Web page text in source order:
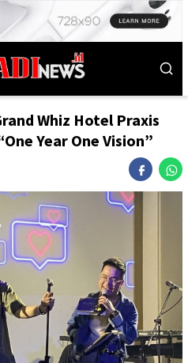
Whiz Hotel Praxis
Year One Vision”